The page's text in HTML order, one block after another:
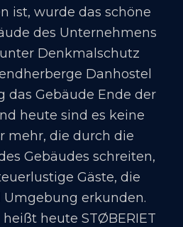
ist, wurde das schöne
des Unternehmens
Denkmalschutz
Danhostel
das Gebäude Ende der
heute sind es keine
mehr, die durch die
Gebäudes schreiten,
Gäste, die
Umgebung erkunden.
heute STØBERIET